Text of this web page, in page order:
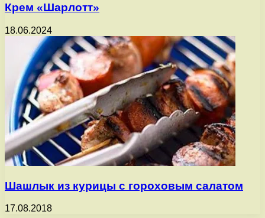
Крем «Шарлотт»
18.06.2024
Шашлык из курицы с гороховым салатом
17.08.2018